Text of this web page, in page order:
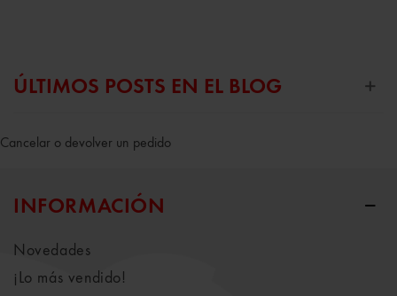
ÚLTIMOS POSTS EN EL BLOG
Cancelar o devolver un pedido
INFORMACIÓN
Novedades
¡Lo más vendido!